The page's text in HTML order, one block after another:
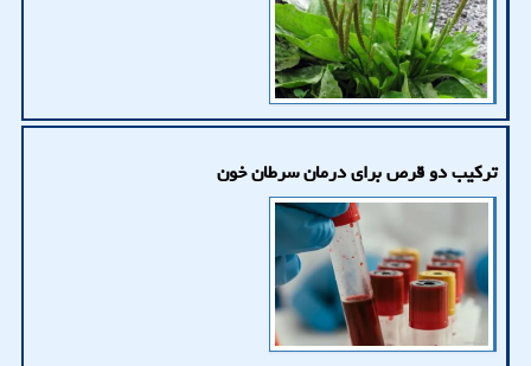
ترکیب دو قرص برای درمان سرطان خون